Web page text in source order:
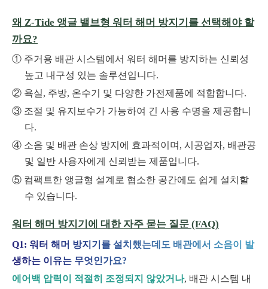
왜 Z-Tide 앵글 밸브형 워터 해머 방지기를 선택해야 할
까요?
주거용 배관 시스템에서 워터 해머를 방지하는 신뢰성
높고 내구성 있는 솔루션입니다.
욕실, 주방, 온수기 및 다양한 가전제품에 적합합니다.
조절 및 유지보수가 가능하여 긴 사용 수명을 제공합니
다.
소음 및 배관 손상 방지에 효과적이며, 시공업자, 배관공
및 일반 사용자에게 신뢰받는 제품입니다.
컴팩트한 앵글형 설계로 협소한 공간에도 쉽게 설치할
수 있습니다.
워터 해머 방지기에 대한 자주 묻는 질문 (FAQ)
Q1: 워터 해머 방지기를 설치했는데도 배관에서 소음이 발
생하는 이유는 무엇인가요?
에어백 압력이 적절히 조정되지 않았거나, 배관 시스템 내